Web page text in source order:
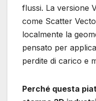
flussi. La versione
come Scatter
localmente la
pensato per
perdite di carico e
Perché questa